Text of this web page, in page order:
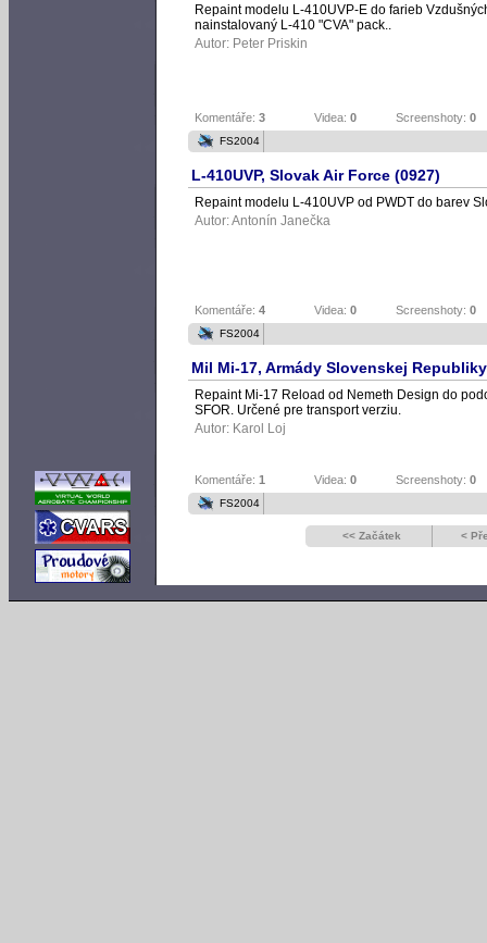
Repaint modelu L-410UVP-E do farieb
nainstalovaný L-410 "CVA" pack..
Autor: Peter Priskin
Komentáře: 3 Videa: 0 Screenshoty: 0
FS2004
L-410UVP, Slovak Air Force (0927)
Repaint modelu L-410UVP od PWDT do barev
Autor:Antonín Janečka
Komentáře: 4 Videa: 0 Screenshoty: 0
FS2004
Mil Mi-17, Armády Slovenskej Republiky
Repaint Mi-17 Reload od Nemeth Design do
SFOR. Určené pre transport verziu.
Autor: Karol Loj
Komentáře: 1 Videa: 0 Screenshoty: 0
FS2004
<< Začátek <